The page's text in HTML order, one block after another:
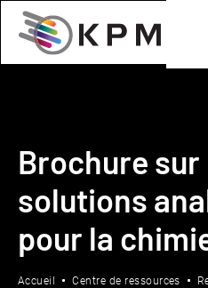
Brochure sur
solutions
pour la
Accueil Centre de ressources